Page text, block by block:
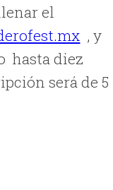
el
, y
hasta diez
será de 5